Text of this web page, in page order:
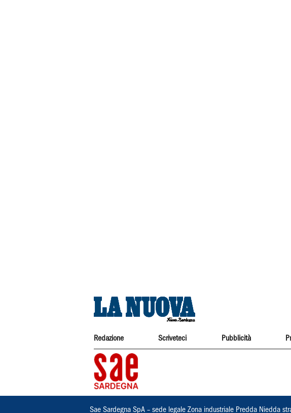
Redazione Scriveteci Pubblicità
Sae Sardegna SpA – sede legale Zona industriale Predda Niedda